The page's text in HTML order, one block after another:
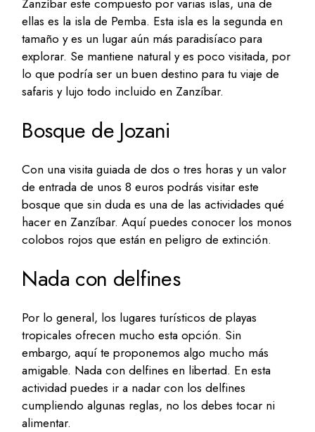
Zanzíbar este compuesto por varias islas, una de
ellas es la isla de Pemba. Esta isla es la segunda en
tamaño y es un lugar aún más paradisíaco para
explorar. Se mantiene natural y es poco visitada, por
lo que podría ser un buen destino para tu viaje de
safaris y lujo todo incluido en Zanzíbar.
Bosque de Jozani
Con una visita guiada de dos o tres horas y un valor
de entrada de unos 8 euros podrás visitar este
bosque que sin duda es una de las actividades qué
hacer en Zanzíbar. Aquí puedes conocer los monos
colobos rojos que están en peligro de extinción.
Nada con delfines
Por lo general, los lugares turísticos de playas
tropicales ofrecen mucho esta opción. Sin
embargo, aquí te proponemos algo mucho más
amigable. Nada con delfines en libertad. En esta
actividad puedes ir a nadar con los delfines
cumpliendo algunas reglas, no los debes tocar ni
alimentar.